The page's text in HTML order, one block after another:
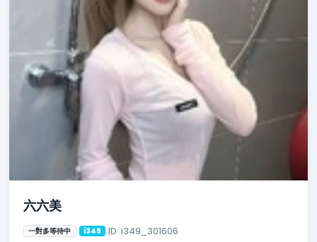
六六美
一對多等待中 i349 ID: i349_301606